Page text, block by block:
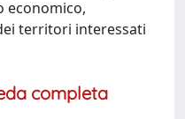
economico,
territori interessati
completa